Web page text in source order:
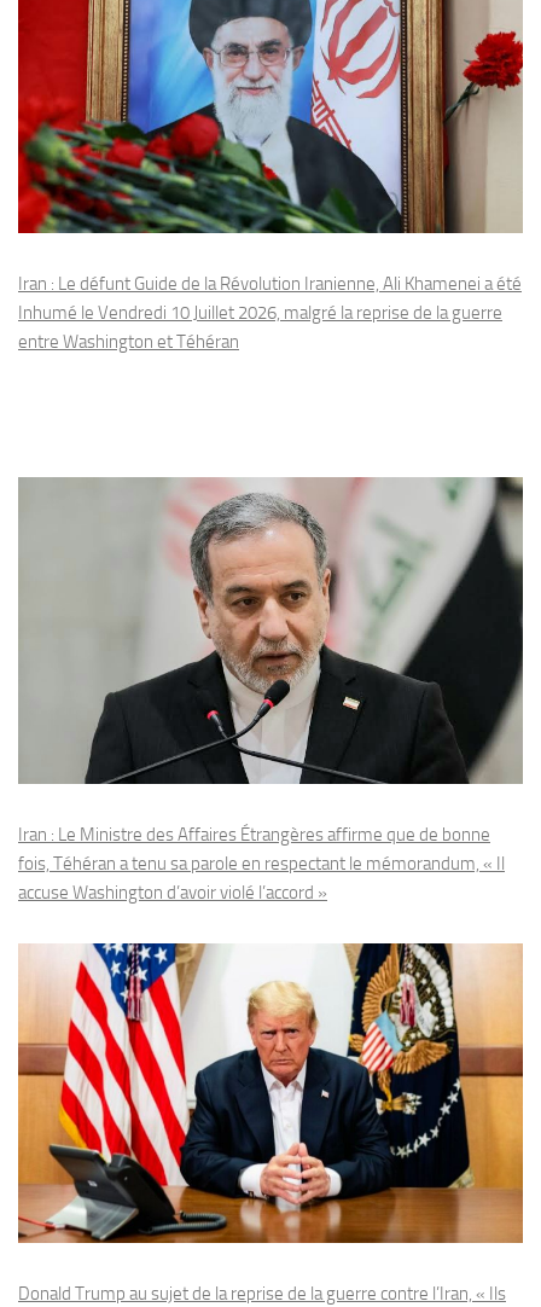
Iran : Le défunt Guide de la Révolution Iranienne, Ali Khamenei a été
Inhumé le Vendredi 10 Juillet 2026, malgré la reprise de la guerre
entre Washington et Téhéran
Iran : Le Ministre des Affaires Étrangères affirme que de bonne
fois, Téhéran a tenu sa parole en respectant le mémorandum, « Il
accuse Washington d’avoir violé l’accord »
Donald Trump au sujet de la reprise de la guerre contre l’Iran, « Ils